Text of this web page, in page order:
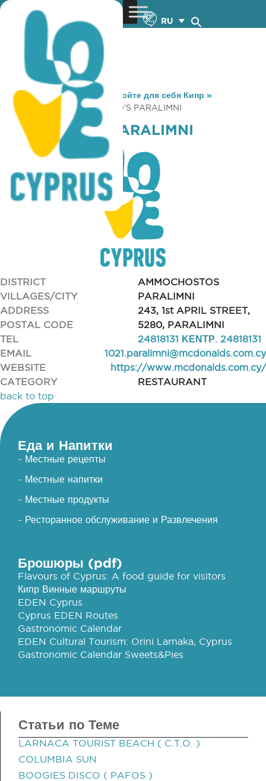
RU
You are here: Home »Откройте для себя Кипр »
Gastronomy
» MC DONALD’S PARALIMNI
MC DONALD’S PARALIMNI
DISTRICT
AMMOCHOSTOS
VILLAGES/CITY
PARALIMNI
ADDRESS
243, 1st APRIL STREET,
POSTAL CODE
5280, PARALIMNI
TEL
24818131 ΚΕΝΤΡ. 24818131
EMAIL
1021.paralimni@mcdonalds.com.cy
WEBSITE
https://www.mcdonalds.com.cy/
CATEGORY
RESTAURANT
back to top
Еда и Напитки
- Местные рецепты
- Местные напитки
- Местные продукты
- Ресторанное обслуживание и Развлечения
Брошюры (pdf)
Flavours of Cyprus: A food guide for visitors
Кипр Винные маршруты
EDEN Cyprus
Cyprus EDEN Routes
Gastronomic Calendar
EDEN Cultural Tourism: Orini Larnaka, Cyprus
Gastronomic Calendar Sweets&Pies
Статьи по Теме
LARNACA TOURIST BEACH ( C.T.O. )
COLUMBIA SUN
BOOGIES DISCO ( PAFOS )